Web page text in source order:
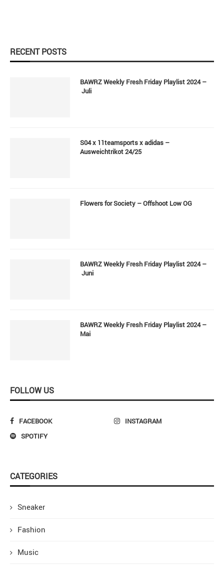
RECENT POSTS
BAWRZ Weekly Fresh Friday Playlist 2024 –
Juli
S04 x 11teamsports x adidas –
Ausweichtrikot 24/25
Flowers for Society – Offshoot Low OG
BAWRZ Weekly Fresh Friday Playlist 2024 –
Juni
BAWRZ Weekly Fresh Friday Playlist 2024 –
Mai
FOLLOW US
FACEBOOK
INSTAGRAM
SPOTIFY
CATEGORIES
Sneaker
Fashion
Music